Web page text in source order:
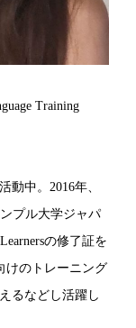
Training
動中。2016年、
プル大学ジャパ
の修了証を
けのトレーニング
るなどし活躍し